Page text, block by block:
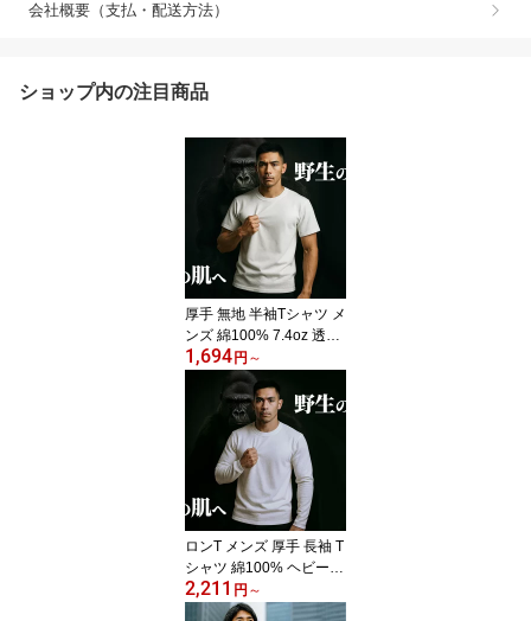
会社概要（支払・配送方法）
ショップ内の注目商品
厚手 無地 半袖Tシャツ メ
ンズ 綿100% 7.4oz 透け
ない 丈夫 シンプル オー
バーサイズ 大きいサイズ
S〜3XL 白 黒 ネイビー
ビジネスインナー スポー
ツウェア ウォーキング
夏用 部屋干し対応 ダブ
ルステッチ 首リブ 父の
日 ギフト 1枚・3枚・5枚
セット 男性 tシャツ 0014
8
1,694 円 ～
ロンT メンズ 厚手 長袖 T
シャツ 綿100% ヘビーウ
ェイト 透けない 首 ヨレ
ない 丈夫 無地 シンプル
2,211 円 ～